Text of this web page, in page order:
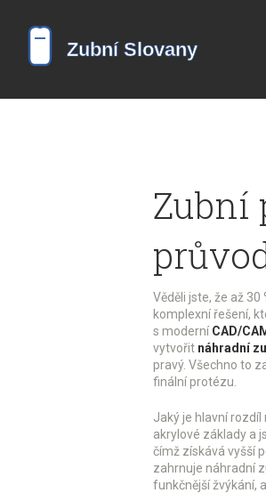
Zubní
Věděli jste, že až 30
komplexní řešení,
s moderní CAD/
vytvořit náhradní
pravý. Všechno to
finální protézu
Jaký je hlavní
akrylové základy a
čímž získává vyšší
zahrnuje náhradní
funkčnější žvýkání,